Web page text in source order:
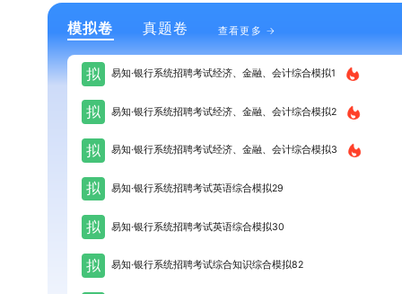
模拟卷 真题卷 查看更多
拟 易知·银行系统招聘考试经济、金融、会计综合模拟1
拟 易知·银行系统招聘考试经济、金融、会计综合模拟2
拟 易知·银行系统招聘考试经济、金融、会计综合模拟3
拟 易知·银行系统招聘考试英语综合模拟29
拟 易知·银行系统招聘考试英语综合模拟30
拟 易知·银行系统招聘考试综合知识综合模拟82